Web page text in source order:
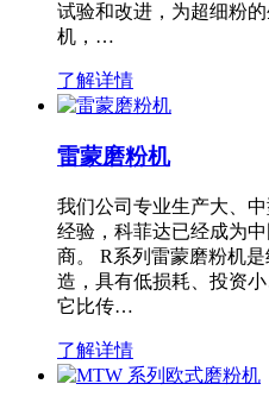
试验和改进，为超细粉
机，…
了解详情
雷蒙磨粉机
我们公司专业生产大、
经验，科菲达已经成为
商。 R系列雷蒙磨粉机
造，具有低损耗、投资
它比传…
了解详情